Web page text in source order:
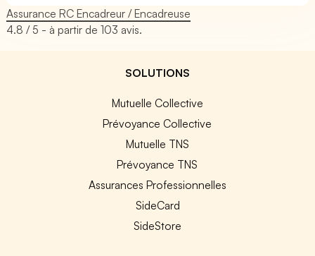
Assurance RC Encadreur / Encadreuse
4.8 / 5 - à partir de103 avis.
SOLUTIONS
Mutuelle Collective
Prévoyance Collective
Mutuelle TNS
Prévoyance TNS
Assurances Professionnelles
SideCard
SideStore